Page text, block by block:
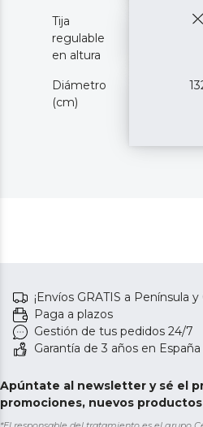
Tija
regulable
en altura
Diámetro
(cm)
¡Envíos GRATIS a Península y
Paga a plazos
Gestión de tus pedidos 24/7
Garantía de 3 años en España
Apúntate al newsletter y sé el
promociones, nuevos